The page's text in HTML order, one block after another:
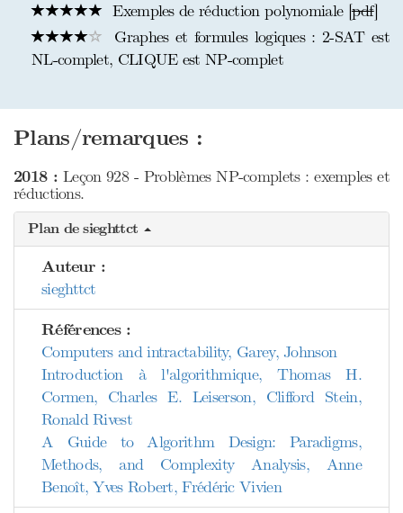
Exemples de réduction polynomiale [pdf]
Graphes et formules logiques : 2-SAT est
NL-complet, CLIQUE est NP-complet
Plans/remarques :
2018 : Leçon 928 - Problèmes NP-complets : exemples et
réductions.
Plan de sieghttct
Auteur :
sieghttct
Références :
Computers and intractability, Garey, Johnson
Introduction à l'algorithmique, Thomas H.
Cormen, Charles E. Leiserson, Clifford Stein,
Ronald Rivest
A Guide to Algorithm Design: Paradigms,
Methods, and Complexity Analysis, Anne
Benoît, Yves Robert, Frédéric Vivien